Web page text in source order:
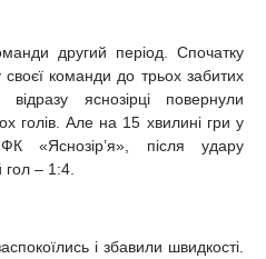
другий період. Спочатку
команди до трьох забитих
яснозірці повернули
голів. Але на 15 хвилині гри у
«Яснозір’я», після удару
гол – 1:4.
і збавили швидкості.